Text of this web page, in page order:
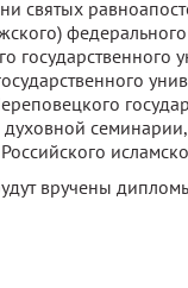
святых
государственного
вручены